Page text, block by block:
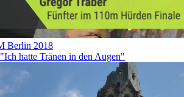
Berlin 2018
hatte Tränen in den Augen"